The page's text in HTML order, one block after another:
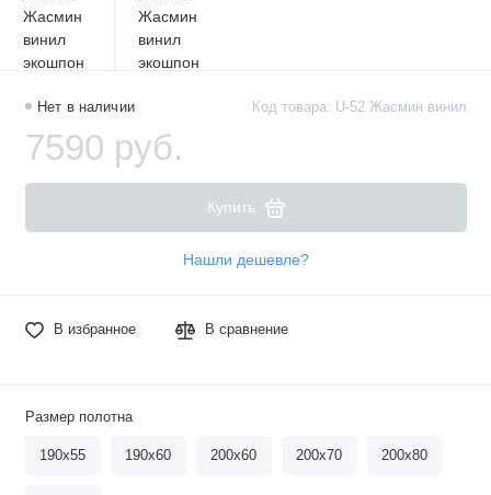
Нет в наличии Код товара: U-52 Жасмин винил
7590 руб.
Купить
Нашли дешевле?
В избранное В сравнение
Размер полотна
190х55 190х60 200х60 200х70 200х80